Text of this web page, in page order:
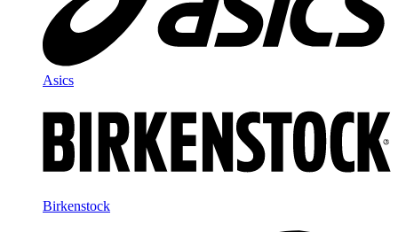
Asics
Birkenstock